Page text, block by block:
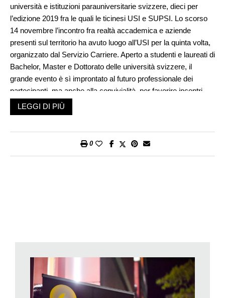
università e istituzioni parauniversitarie svizzere, dieci per
l’edizione 2019 fra le quali le ticinesi USI e SUPSI. Lo scorso
14 novembre l’incontro fra realtà accademica e aziende
presenti sul territorio ha avuto luogo all’USI per la quinta volta,
organizzato dal Servizio Carriere. Aperto a studenti e laureati di
Bachelor, Master e Dottorato delle università svizzere, il
grande evento è sì improntato al futuro professionale dei
partecipanti, ma anche alla convivialità, per favorire incontri
informali e rilassati fra giovani che si affacciano al mondo del
lavoro e professionisti a loro volta alla ricerca dei profili
da sole dimostrano il richiamo della manifestazione, svoltasi al
responsabile del Servizio Carriere, «la Notte Bianca corona
ogni anno un’intensa e regolare attività volta a favorire rapporti
privilegiati fra gli studenti e le principali realtà professionali
locali e internazionali, interessate a reclutare talenti dalle nostre
LEGGI DI PIÙ
0